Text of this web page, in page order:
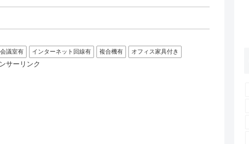
会議室有 インターネット回線有 複合機有 オフィス家具付き
サーリンク